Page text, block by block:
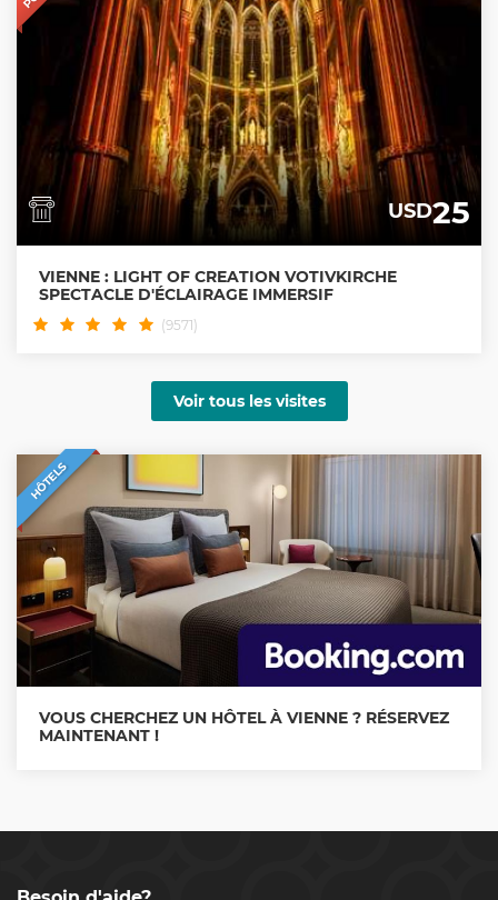
USD25
VIENNE : LIGHT OF CREATION VOTIVKIRCHE
SPECTACLE D'ÉCLAIRAGE IMMERSIF
(9571)
Voir tous les visites
HÔTELS
VOUS CHERCHEZ UN HÔTEL À VIENNE ? RÉSERVEZ
MAINTENANT !